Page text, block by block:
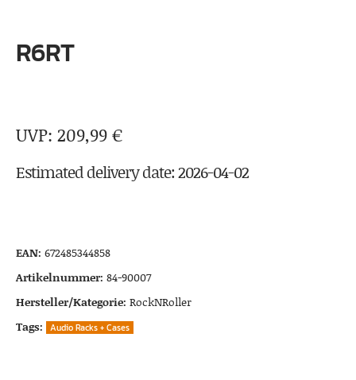
R6RT
209,99€
Estimated delivery date: 2026-04-02
EAN: 672485344858
Artikelnummer: 84-90007
Hersteller/Kategorie: RockNRoller
Tags:
Audio Racks + Cases